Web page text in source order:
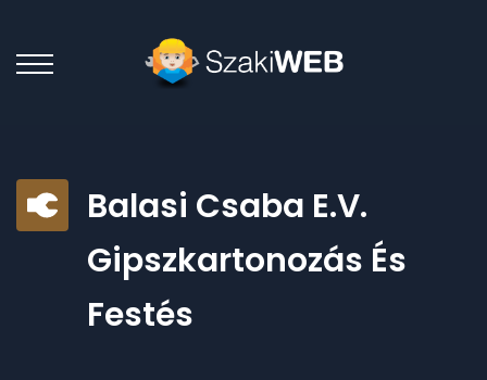
Balasi Csaba E.v.
Gipszkartonozás És
Festés